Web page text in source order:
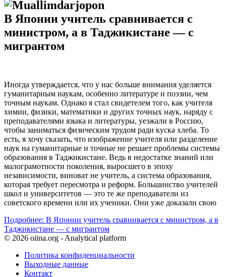
В Японии учитель сравнивается с
министром, а в Таджикистане — с
мигрантом
Иногда утверждается, что у нас больше внимания уделяется
гуманитарным наукам, особенно литературе и поэзии, чем
точным наукам. Однако я стал свидетелем того, как учителя
химии, физики, математики и других точных наук, наряду с
преподавателями языка и литературы, уезжали в Россию,
чтобы заниматься физическим трудом ради куска хлеба. То
есть, я хочу сказать, что изображение учителя или разделение
наук на гуманитарные и точные не решает проблемы системы
образования в Таджикистане. Ведь в недостатке знаний или
малограмотности поколения, выросшего в эпоху
независимости, виноват не учитель, а система образования,
которая требует пересмотра и реформ. Большинство учителей
школ и университетов — это те же преподаватели из
советского времени или их ученики. Они уже доказали свою
Подробнее: В Японии учитель сравнивается с министром, а в
Таджикистане — с мигрантом
© 2026 oiina.org - Analytical platform
Политика конфиденциальности
Выходные данные
Контакт